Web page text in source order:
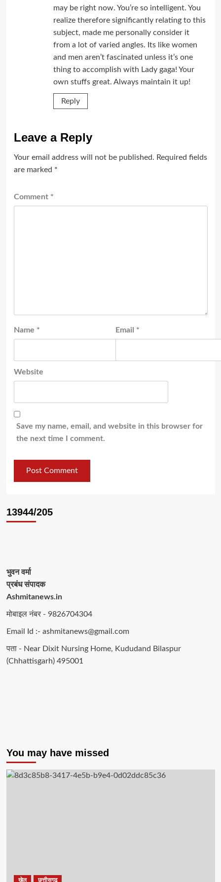
may be right now. You’re so intelligent. You
realize therefore significantly relating to this
subject, made me personally consider it
from a lot of varied angles. Its like women
and men aren’t fascinated unless it’s one
thing to accomplish with Lady gaga! Your
own stuffs great. Always maintain it up!
Reply
Leave a Reply
Your email address will not be published. Required fields
are marked *
Comment *
Name * Email *
Website
Save my name, email, and website in this browser for
the next time I comment.
13944/205
भुवन वर्मा
प्रबंध संपादक
Ashmitanews.in
मोबाइल नंबर - 9826704304
Email Id :- ashmitanews@gmail.com
पता - Near Dixit Nursing Home, Kududand Bilaspur
(Chhattisgarh) 495001
You may have missed
खेल छत्तीसगढ़